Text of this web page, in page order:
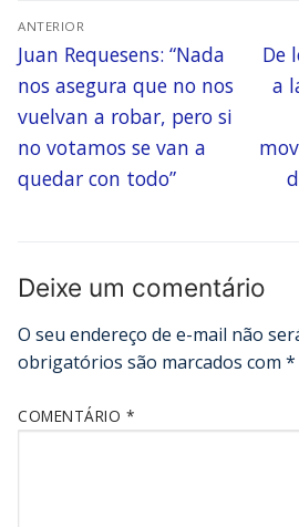
ANTERIOR
Juan Requesens: “Nada
nos asegura que no nos
vuelvan a robar, pero si
no votamos se van a
quedar con todo”
De
a
Deixe um comentário
O seu endereço de e-mail não
obrigatórios são marcados com *
COMENTÁRIO *